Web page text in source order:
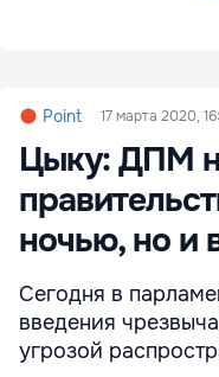
Point 17 марта 2020,
Цыку: ДПМ
ночью, но и
Сегодня в
введения
угрозой